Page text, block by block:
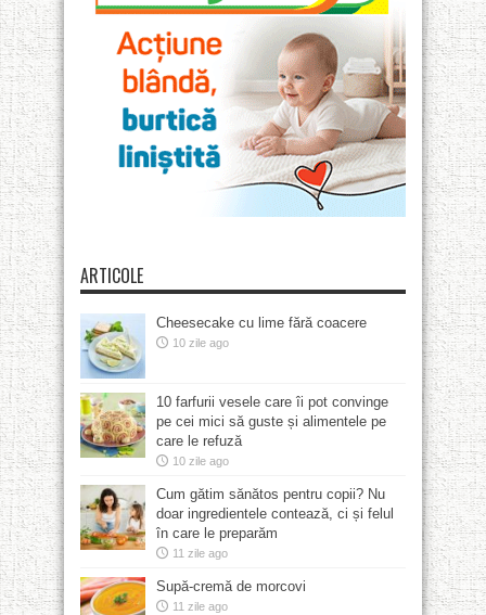
ARTICOLE
Cheesecake cu lime fără coacere
10 zile ago
10 farfurii vesele care îi pot convinge
pe cei mici să guste și alimentele pe
care le refuză
10 zile ago
Cum gătim sănătos pentru copii? Nu
doar ingredientele contează, ci și felul
în care le preparăm
11 zile ago
Supă-cremă de morcovi
11 zile ago